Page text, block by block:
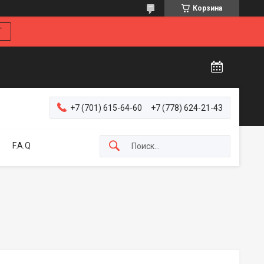
Корзина
+7 (701) 615-64-60 +7 (778) 624-21-43
F.A.Q